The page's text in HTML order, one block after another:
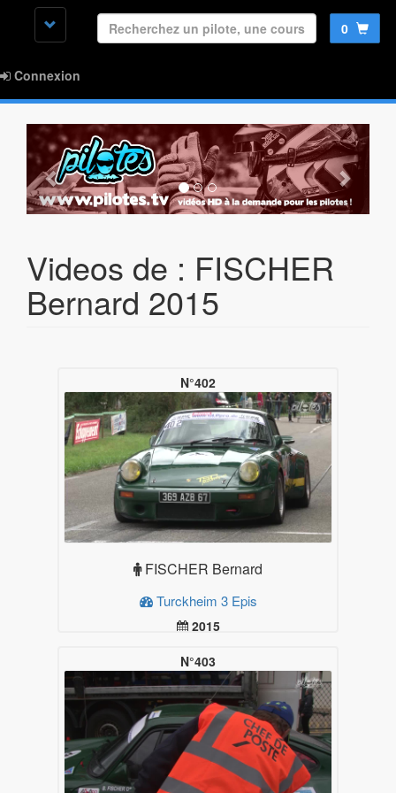
0
Connexion
Videos de : FISCHER
Bernard 2015
N°402
FISCHER Bernard
Turckheim 3 Epis
2015
Plus d'infos
N°403